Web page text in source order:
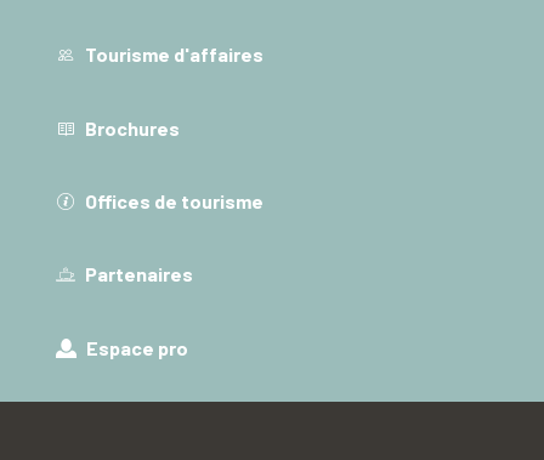
Tourisme d'affaires
Brochures
Offices de tourisme
Partenaires
Espace pro